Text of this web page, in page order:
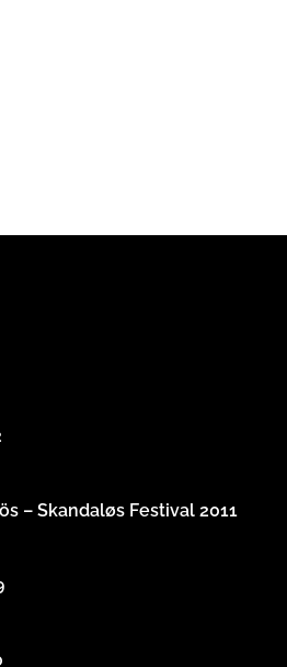
– Skandaløs Festival 2011